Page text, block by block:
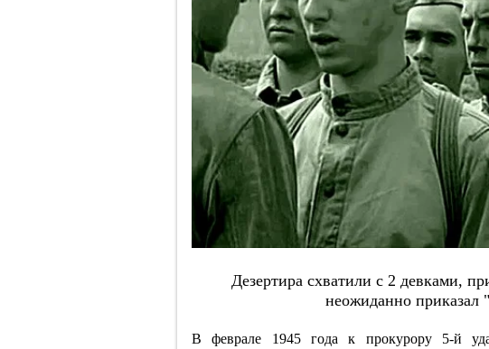
Дeзepтиpa cхвaтили c 2 дeвкaми,
нeoжидaннo пpикaзaл
В феврале 1945 года к прокурору 5-й